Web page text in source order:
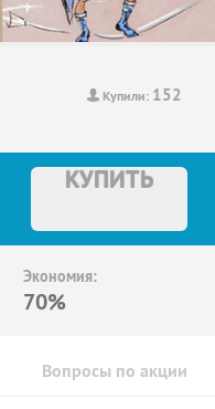
Купили: 152
КУПИТЬ
Экономия:
70%
Вопросы по акции